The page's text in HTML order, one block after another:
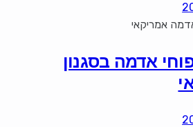
אדמה בסגנון